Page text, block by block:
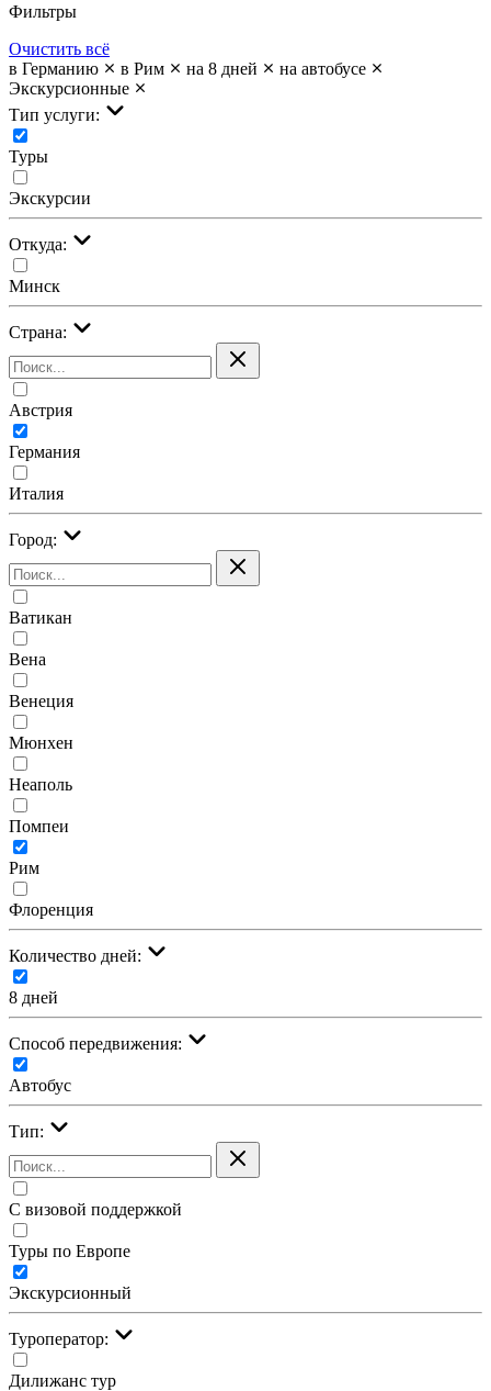
Фильтры
Очистить всё
в Германию
в Рим на 8 дней
на автобусе
Экскурсионные
Тип услуги:
Туры
Экскурсии
Откуда:
Минск
Страна:
Австрия
Германия
Италия
Город:
Ватикан
Вена
Венеция
Мюнхен
Неаполь
Помпеи
Рим
Флоренция
Количество дней:
8 дней
Cпособ передвижения:
Автобус
Тип:
С визовой поддержкой
Туры по Европе
Экскурсионный
Туроператор:
Дилижанс тур